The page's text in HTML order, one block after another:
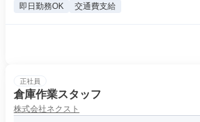
即日勤務OK 交通費支給
正社員
倉庫作業スタッフ
株式会社ネクスト